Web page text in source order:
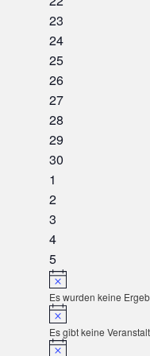
Veranstaltungen,
0
Veranstaltungen,
23
0
Veranstaltungen,
24
0
Veranstaltungen,
25
0
Veranstaltungen,
26
0
Veranstaltungen,
27
0
Veranstaltungen,
28
0
Veranstaltungen,
29
0
Veranstaltungen,
30
0
Veranstaltungen,
1
0
Veranstaltungen,
2
0
Veranstaltungen,
3
0
Veranstaltungen,
4
0
Veranstaltungen,
5
Es wurden keine
Es gibt keine